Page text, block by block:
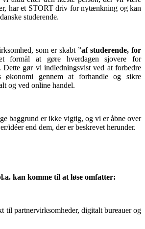
har et STORT driv for nytænkning og kan
studerende.
som er skabt ”af studerende, for
formål at gøre hverdagen sjovere for
Dette gør vi indledningsvist ved at forbedre
økonomi gennem at forhandle og sikre
og ved online handel.
baggrund er ikke vigtig, og vi er åbne over
idéer end dem, der er beskrevet herunder.
kan komme til at løse omfatter:
til partnervirksomheder, digitalt bureauer og